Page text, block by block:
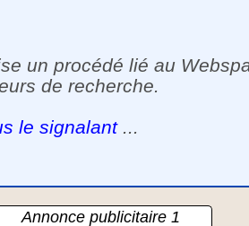
un procédé lié au
de recherche.
le signalant...
Annonce publicitaire 1